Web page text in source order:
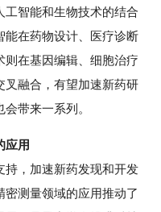
智能和生物技术的结合
能在药物设计、医疗诊断
在基因编辑、细胞治疗
叉融合，有望加速新药研
带来一系列。
应用
，加速新药发现和开发
测量领域的应用推动了